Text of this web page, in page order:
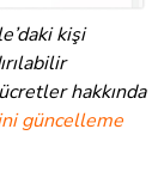
kişi
hakkında
güncelleme